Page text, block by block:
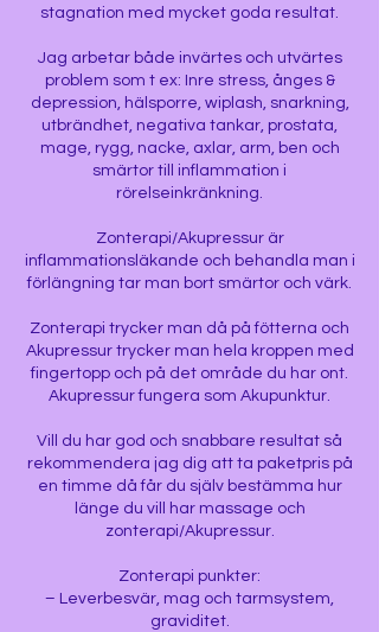
stagnation med mycket goda resultat.
Jag arbetar både invärtes och utvärtes
problem som t ex: Inre stress, ånges &
depression, hälsporre, wiplash, snarkning,
utbrändhet, negativa tankar, prostata,
mage, rygg, nacke, axlar, arm, ben och
smärtor till inflammation i
rörelseinkränkning.
Zonterapi/Akupressur är
inflammationsläkande och behandla man i
förlängning tar man bort smärtor och värk.
Zonterapi trycker man då på fötterna och
Akupressur trycker man hela kroppen med
fingertopp och på det område du har ont.
Akupressur fungera som Akupunktur.
Vill du har god och snabbare resultat så
rekommendera jag dig att ta paketpris på
en timme då får du själv bestämma hur
länge du vill har massage och
zonterapi/Akupressur.
Zonterapi punkter:
– Leverbesvär, mag och tarmsystem,
graviditet.